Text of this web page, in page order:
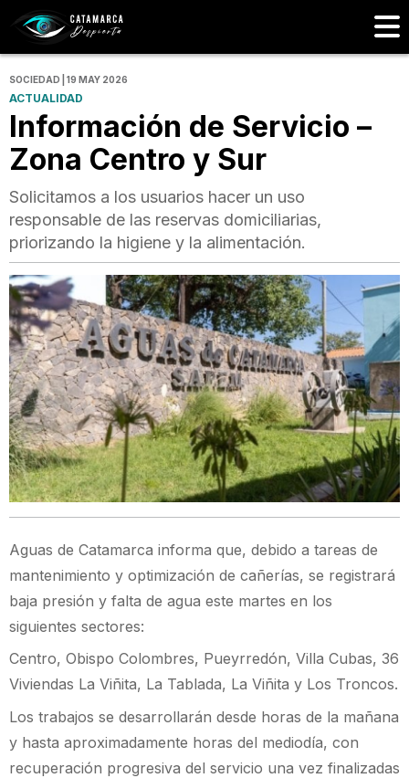
SOCIEDAD | 19 MAY 2026
ACTUALIDAD
Información de Servicio –
Zona Centro y Sur
Solicitamos a los usuarios hacer un uso
responsable de las reservas domiciliarias,
priorizando la higiene y la alimentación.
Aguas de Catamarca informa que, debido a tareas de
mantenimiento y optimización de cañerías, se registrará
baja presión y falta de agua este martes en los
siguientes sectores:
Centro, Obispo Colombres, Pueyrredón, Villa Cubas, 36
Viviendas La Viñita, La Tablada, La Viñita y Los Troncos.
Los trabajos se desarrollarán desde horas de la mañana
y hasta aproximadamente horas del mediodía, con
recuperación progresiva del servicio una vez finalizadas